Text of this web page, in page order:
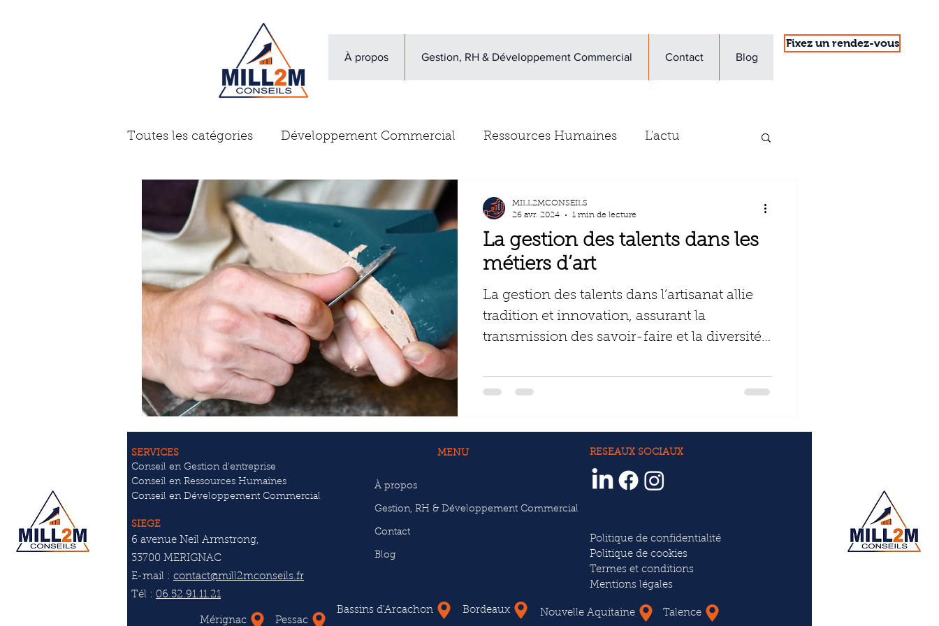
À propos Gestion, RH & Développement Commercial Contact Blog
Fixez un rendez-vous
Toutes les catégories Développement Commercial Ressources Humaines L'actu
Gestion d'entreprise Avis clients Newsletter
Problème des dirigeants
La gestion des talents dans les
métiers d’art
La gestion des talents dans l’artisanat allie
tradition et innovation, assurant la
transmission des savoir-faire et la diversité
MILL2MCONSEILS
26 avr. 2024
1 min de lecture
SERVICES
Conseil en Gestion d'entreprise
Conseil en Ressources Humaines
Conseil en Développement Commercial
SIEGE
6 avenue Neil Armstrong,
33700 MERIGNAC
E-mail : contact@mill2mconseils.fr
Tél : 06.52.91.11.21
Mérignac Pessac
MENU
À propos
Gestion, RH & Développement Commercial
Contact
Blog
Bassins d'Arcachon Bordeaux
RESEAUX SOCIAUX
Politique de confidentialité
Politique de cookies
Termes et conditions
Mentions légales
Nouvelle Aquitaine Talence